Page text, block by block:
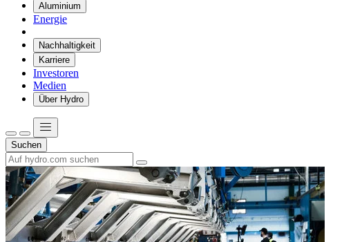
Aluminium
Energie
Nachhaltigkeit
Karriere
Investoren
Medien
Über Hydro
Suchen